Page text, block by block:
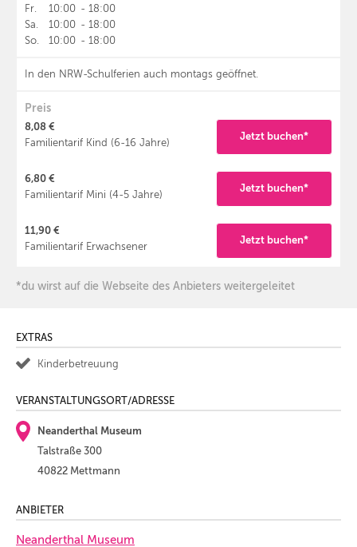
Fr.
10:00 - 18:00
Sa.
10:00 - 18:00
So.
10:00 - 18:00
In den NRW-Schulferien auch montags geöffnet.
Preis
8,08 €
Familientarif Kind (6-16 Jahre)
Jetzt buchen*
6,80 €
Familientarif Mini (4-5 Jahre)
Jetzt buchen*
11,90 €
Familientarif Erwachsener
Jetzt buchen*
*du wirst auf die Webseite des Anbieters weitergeleitet
EXTRAS
Kinderbetreuung
VERANSTALTUNGSORT/ADRESSE
Neanderthal Museum
Talstraße 300
40822 Mettmann
ANBIETER
Neanderthal Museum